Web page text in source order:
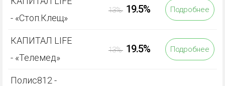
- «Стоп.Клещ»
13% 19.5% Подробнее
КАПИТАЛ LIFE
- «Телемед»
13% 19.5% Подробнее
Полис812 -